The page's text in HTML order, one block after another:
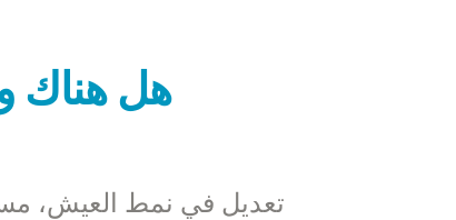
هل هناك
تعديل في نمط العيش،